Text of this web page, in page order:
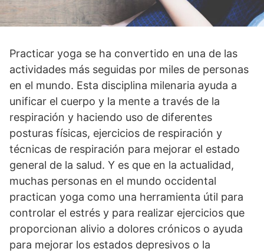
Practicar yoga se ha convertido en una de las
actividades más seguidas por miles de personas
en el mundo. Esta disciplina milenaria ayuda a
unificar el cuerpo y la mente a través de la
respiración y haciendo uso de diferentes
posturas físicas, ejercicios de respiración y
técnicas de respiración para mejorar el estado
general de la salud. Y es que en la actualidad,
muchas personas en el mundo occidental
practican yoga como una herramienta útil para
controlar el estrés y para realizar ejercicios que
proporcionan alivio a dolores crónicos o ayuda
para mejorar los estados depresivos o la